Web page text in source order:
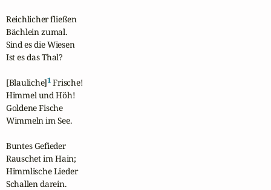
Reichlicher fließen
Bächlein zumal.
Sind es die Wiesen
Ist es das Thal?
[Blauliche]1 Frische!
Himmel und Höh!
Goldene Fische
Wimmeln im See.
Buntes Gefieder
Rauschet im Hain;
Himmlische Lieder
Schallen darein.